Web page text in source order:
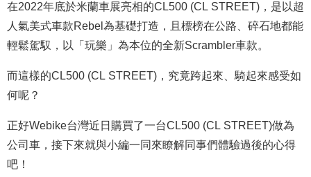
在2022年底於米蘭車展亮相的CL500 (CL STREET)，是以超
人氣美式車款Rebel為基礎打造，且標榜在公路、碎石地都能
輕鬆駕馭，以「玩樂」為本位的全新Scrambler車款。
而這樣的CL500 (CL STREET)，究竟跨起來、騎起來感受如
何呢？
正好Webike台灣近日購買了一台CL500 (CL STREET)做為
公司車，接下來就與小編一同來瞭解同事們體驗過後的心得
吧！